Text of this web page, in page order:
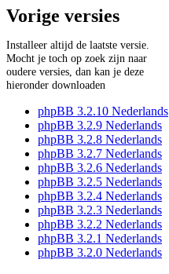
Vorige versies
Installeer altijd de laatste versie.
Mocht je toch op zoek zijn naar
oudere versies, dan kan je deze
hieronder downloaden
phpBB 3.2.10 Nederlands
phpBB 3.2.9 Nederlands
phpBB 3.2.8 Nederlands
phpBB 3.2.7 Nederlands
phpBB 3.2.6 Nederlands
phpBB 3.2.5 Nederlands
phpBB 3.2.4 Nederlands
phpBB 3.2.3 Nederlands
phpBB 3.2.2 Nederlands
phpBB 3.2.1 Nederlands
phpBB 3.2.0 Nederlands